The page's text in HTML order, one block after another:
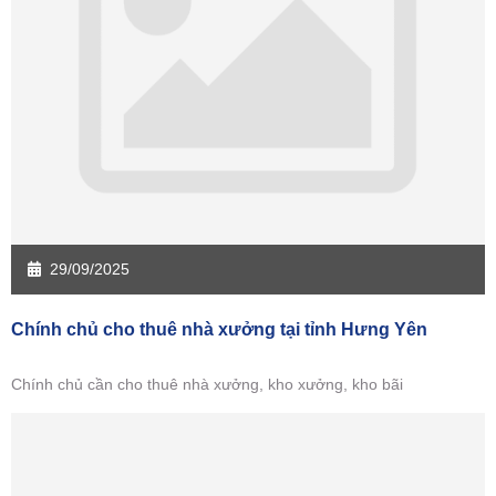
29/09/2025
Chính chủ cho thuê nhà xưởng tại tỉnh Hưng Yên
Chính chủ cần cho thuê nhà xưởng, kho xưởng, kho bãi